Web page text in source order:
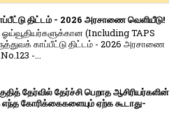
திட்டம் - 2026 அரசாணை வெளியீடு!
(Including TAPS
காப்பீட்டு திட்டம் - 2026 அரசாணை
-...
தேர்வில் தேர்ச்சி பெறாத ஆசிரியர்களின்
எந்த கோரிக்கைகளையும் ஏற்க கூடாது-